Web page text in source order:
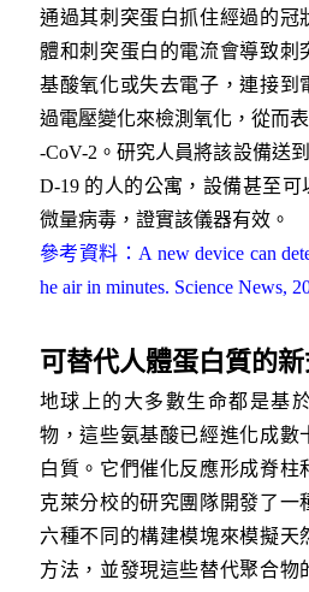
通過其刺突蛋白抓住經過的冠
體和刺突蛋白的電流會導致刺
基酸氧化或失去電子，連接到
過電壓變化來檢測氧化，從而
-CoV-2。研究人員將該設備送
D-19 的人的公寓，設備甚至
微量病毒，證實該儀器有效。
參考資料：A new device can
he air in minutes. Science News,
可替代人體蛋白質的
地球上的大多數生命都是基
物，這些氨基酸已經進化成數
白質。它們催化反應形成脊柱
克萊分校的研究團隊開發了一
六種不同的構建模塊來模擬天
方法，並發現這些替代聚合物